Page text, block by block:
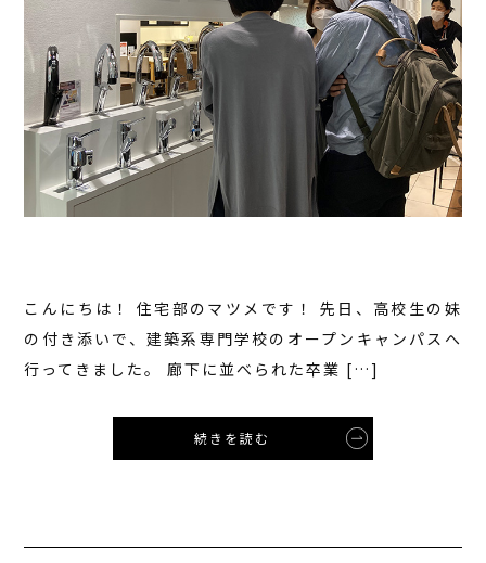
こんにちは！ 住宅部のマツメです！ 先日、高校生の妹
の付き添いで、建築系専門学校のオープンキャンパスへ
行ってきました。 廊下に並べられた卒業 […]
続きを読む